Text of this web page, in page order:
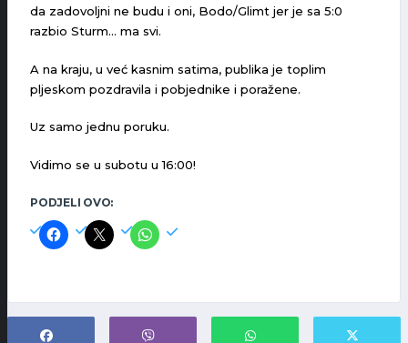
da zadovoljni ne budu i oni, Bodo/Glimt jer je sa 5:0
razbio Sturm… ma svi.
A na kraju, u već kasnim satima, publika je toplim
pljeskom pozdravila i pobjednike i poražene.
Uz samo jednu poruku.
Vidimo se u subotu u 16:00!
PODJELI OVO: